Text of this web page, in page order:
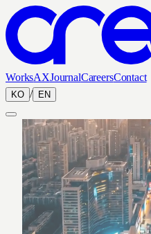
WorksAXJournalCareersContact
KO / EN